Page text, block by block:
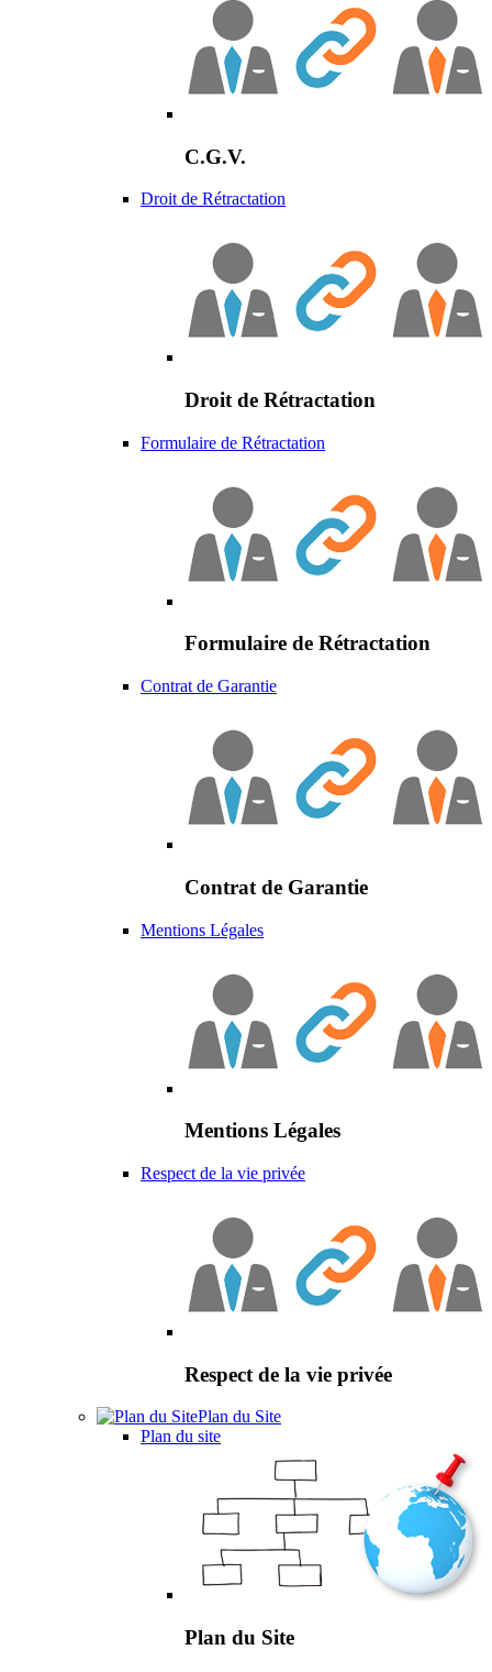
C.G.V.
Droit de Rétractation
Droit de Rétractation
Formulaire de Rétractation
Formulaire de Rétractation
Contrat de Garantie
Contrat de Garantie
Mentions Légales
Mentions Légales
Respect de la vie privée
Respect de la vie privée
Plan du Site
Plan du site
Plan du Site